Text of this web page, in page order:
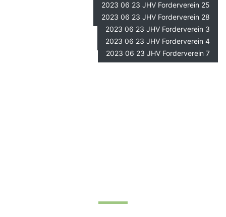
2023 06 23 JHV Forderverein 25
2023 06 23 JHV Forderverein 28
2023 06 23 JHV Forderverein 3
2023 06 23 JHV Forderverein 4
2023 06 23 JHV Forderverein 7